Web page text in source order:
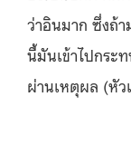
ว่าอินมาก ซึ่งถ้
นี้มันเข้าไปกระ
ผ่านเหตุผล (หัว